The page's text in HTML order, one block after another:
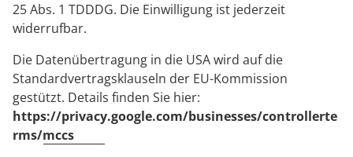
25 Abs. 1 TDDDG. Die Einwilligung ist jederzeit
widerrufbar.
Die Datenübertragung in die USA wird auf die
Standardvertragsklauseln der EU-Kommission
gestützt. Details finden Sie hier:
https://privacy.google.com/businesses/controllerte
rms/mccs